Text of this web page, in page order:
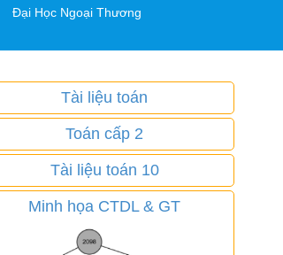
Đại Học Ngoại Thương
Tài liệu toán
Toán cấp 2
Tài liệu toán 10
Minh họa CTDL & GT